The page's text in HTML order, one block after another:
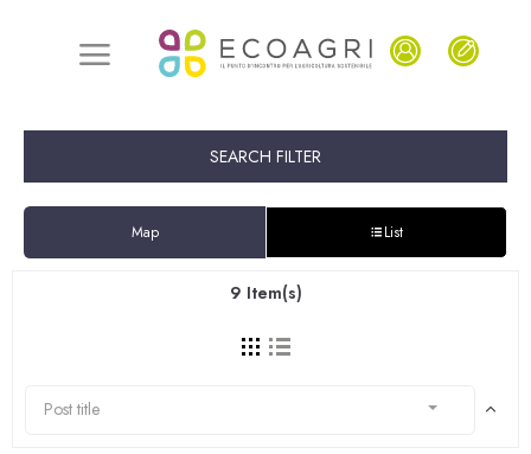
SEARCH FILTER
Map List
9 Item(s)
Post title